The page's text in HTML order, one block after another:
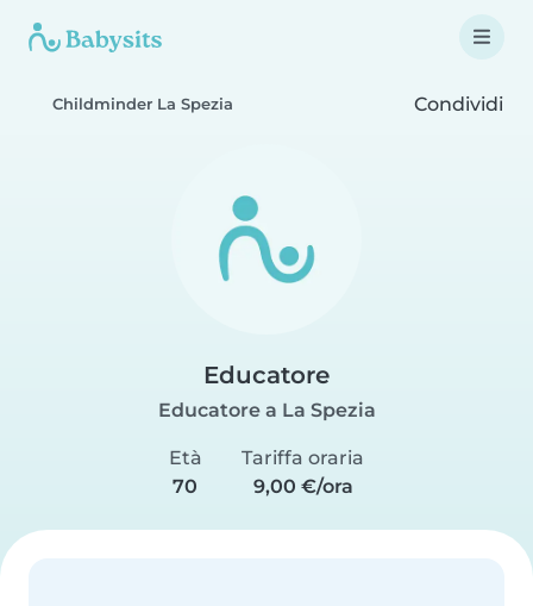
Childminder La Spezia Condividi
Educatore
Educatore a La Spezia
Età
70
Tariffa oraria
9,00 €/ora